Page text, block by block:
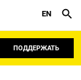
EN
ПОДДЕРЖАТЬ